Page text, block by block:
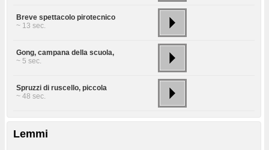
Breve spettacolo pirotecnico
~ 13 sec.
Gong, campana della scuola,
~ 5 sec.
Spruzzi di ruscello, piccola
~ 48 sec.
Lemmi